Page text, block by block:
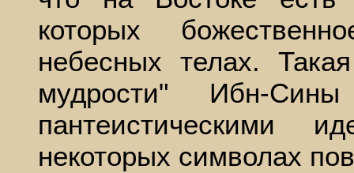
которых
небесных телах.
мудрости" Ибн-
пантеистическими
некоторых символах